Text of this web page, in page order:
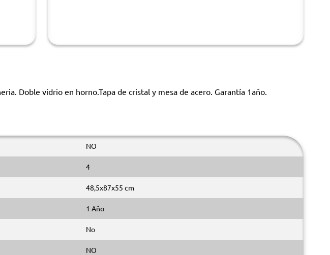
Doble vidrio en horno.Tapa de cristal y mesa de acero. Garantía 1año.
NO
4
48,5x87x55 cm
1 Año
No
NO